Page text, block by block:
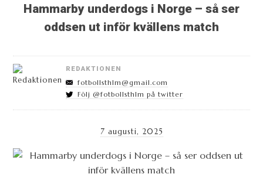
Hammarby underdogs i Norge – så ser
oddsen ut inför kvällens match
REDAKTIONEN
fotbollsthlm@gmail.com
Följ @fotbollsthlm på twitter
7 augusti, 2025